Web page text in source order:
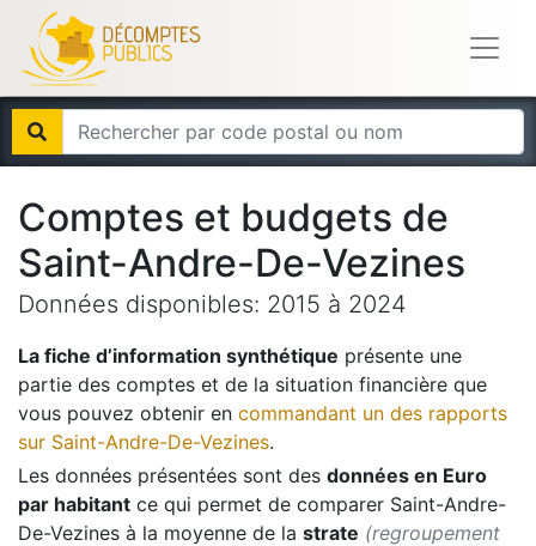
Comptes et budgets de
Saint-Andre-De-Vezines
Données disponibles: 2015 à 2024
La fiche d’information synthétique présente une
partie des comptes et de la situation financière que
vous pouvez obtenir en commandant un des rapports
sur Saint-Andre-De-Vezines.
Les données présentées sont des données en Euro
par habitant ce qui permet de comparer Saint-Andre-
De-Vezines à la moyenne de la strate (regroupement